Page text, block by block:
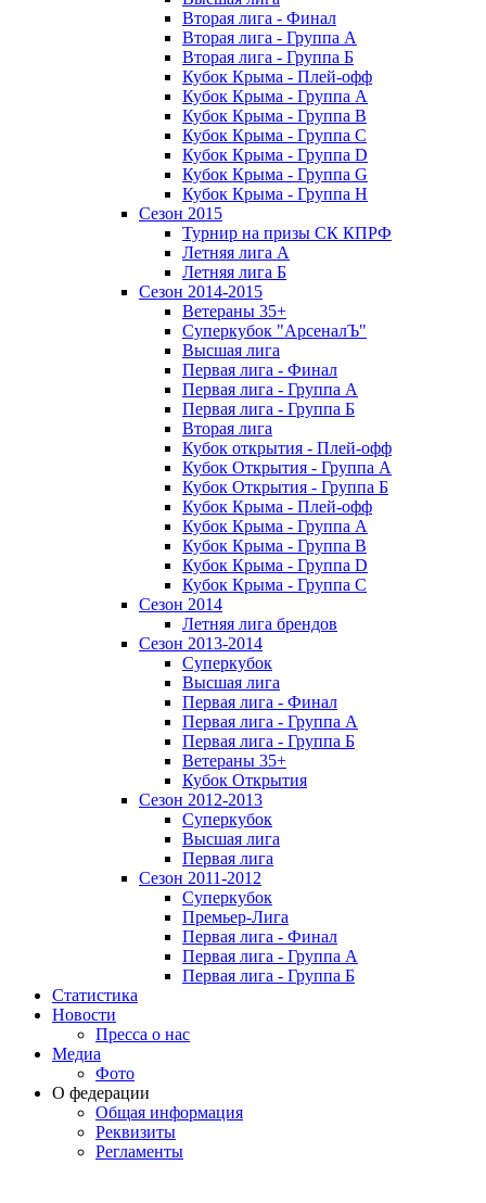
Вторая лига - Финал
Вторая лига - Группа А
Вторая лига - Группа Б
Кубок Крыма - Плей-офф
Кубок Крыма - Группа A
Кубок Крыма - Группа B
Кубок Крыма - Группа C
Кубок Крыма - Группа D
Кубок Крыма - Группа G
Кубок Крыма - Группа H
Сезон 2015
Турнир на призы СК КПРФ
Летняя лига А
Летняя лига Б
Сезон 2014-2015
Ветераны 35+
Суперкубок "АрсеналЪ"
Высшая лига
Первая лига - Финал
Первая лига - Группа А
Первая лига - Группа Б
Вторая лига
Кубок открытия - Плей-офф
Кубок Открытия - Группа А
Кубок Открытия - Группа Б
Кубок Крыма - Плей-офф
Кубок Крыма - Группа A
Кубок Крыма - Группа B
Кубок Крыма - Группа D
Кубок Крыма - Группа C
Сезон 2014
Летняя лига брендов
Сезон 2013-2014
Суперкубок
Высшая лига
Первая лига - Финал
Первая лига - Группа А
Первая лига - Группа Б
Ветераны 35+
Кубок Открытия
Сезон 2012-2013
Суперкубок
Высшая лига
Первая лига
Сезон 2011-2012
Суперкубок
Премьер-Лига
Первая лига - Финал
Первая лига - Группа А
Первая лига - Группа Б
Статистика
Новости
Пресса о нас
Медиа
Фото
О федерации
Общая информация
Реквизиты
Регламенты